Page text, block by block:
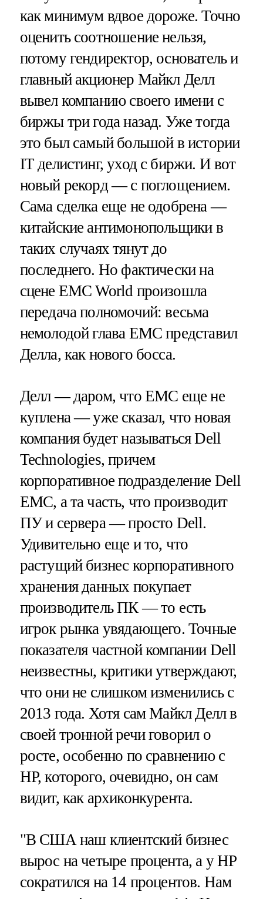
как минимум вдвое дороже. Точно
оценить соотношение нельзя,
потому гендиректор, основатель и
главный акционер Майкл Делл
вывел компанию своего имени с
биржы три года назад. Уже тогда
это был самый большой в истории
IT делистинг, уход с биржи. И вот
новый рекорд — с поглощением.
Сама сделка еще не одобрена —
китайские антимонопольщики в
таких случаях тянут до
последнего. Но фактически на
сцене EMC World произошла
передача полномочий: весьма
немолодой глава EMC представил
Делла, как нового босса.
Делл — даром, что ЕМС еще не
куплена — уже сказал, что новая
компания будет называться Dell
Technologies, причем
корпоративное подразделение Dell
EMC, а та часть, что производит
ПУ и сервера — просто Dell.
Удивительно еще и то, что
растущий бизнес корпоративного
хранения данных покупает
производитель ПК — то есть
игрок рынка увядающего. Точные
показателя частной компании Dell
неизвестны, критики утверждают,
что они не слишком изменились с
2013 года. Хотя сам Майкл Делл в
своей тронной речи говорил о
росте, особенно по сравнению с
HP, которого, очевидно, он сам
видит, как архиконкурента.
"В США наш клиентский бизнес
вырос на четыре процента, а у HP
сократился на 14 процентов. Нам